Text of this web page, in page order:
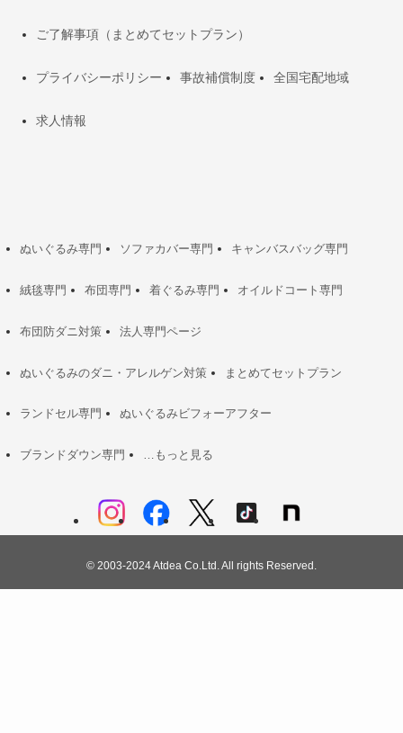
ご了解事項（まとめてセットプラン）
プライバシーポリシー 事故補償制度 全国宅配地域
求人情報
ぬいぐるみ専門 ソファカバー専門 キャンバスバッグ専門
絨毯専門 布団専門 着ぐるみ専門 オイルドコート専門
布団防ダニ対策 法人専門ページ
ぬいぐるみのダニ・アレルゲン対策 まとめてセットプラン
ランドセル専門 ぬいぐるみビフォーアフター
ブランドダウン専門 …もっと見る
© 2003-2024 Atdea Co.Ltd. All rights Reserved.